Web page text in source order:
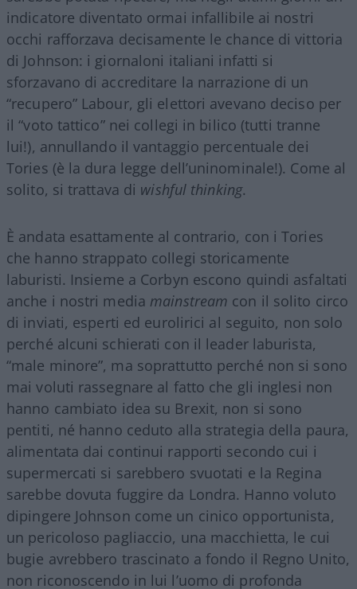
indicatore diventato ormai infallibile ai nostri
occhi rafforzava decisamente le chance di vittoria
di Johnson: i giornaloni italiani infatti si
sforzavano di accreditare la narrazione di un
“recupero” Labour, gli elettori avevano deciso per
il “voto tattico” nei collegi in bilico (tutti tranne
lui!), annullando il vantaggio percentuale dei
Tories (è la dura legge dell’uninominale!). Come al
solito, si trattava di wishful thinking.
È andata esattamente al contrario, con i Tories
che hanno strappato collegi storicamente
laburisti. Insieme a Corbyn escono quindi asfaltati
anche i nostri media mainstream con il solito circo
di inviati, esperti ed eurolirici al seguito, non solo
perché alcuni schierati con il leader laburista,
“male minore”, ma soprattutto perché non si sono
mai voluti rassegnare al fatto che gli inglesi non
hanno cambiato idea su Brexit, non si sono
pentiti, né hanno ceduto alla strategia della paura,
alimentata dai continui rapporti secondo cui i
supermercati si sarebbero svuotati e la Regina
sarebbe dovuta fuggire da Londra. Hanno voluto
dipingere Johnson come un cinico opportunista,
un pericoloso pagliaccio, una macchietta, le cui
bugie avrebbero trascinato a fondo il Regno Unito,
non riconoscendo in lui l’uomo di profonda